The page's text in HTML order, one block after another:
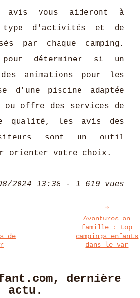
vous aideront à
type d'activités et de
par chaque camping.
déterminer si un
animations pour les
d'une piscine adaptée
offre des services de
qualité, les avis des
sont un outil
orienter votre choix.
2024 13:38 - 1 619 vues
de
Aventures en
famille : top
campings enfants
dans le var
dernière
actu.